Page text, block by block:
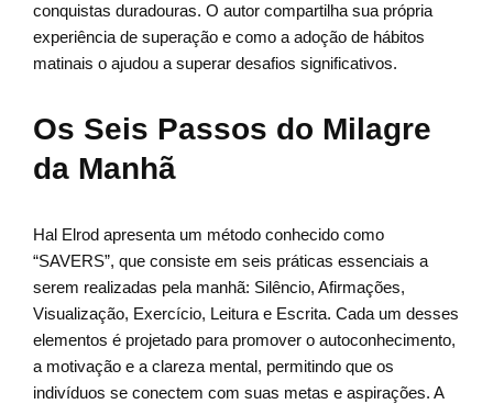
conquistas duradouras. O autor compartilha sua própria
experiência de superação e como a adoção de hábitos
matinais o ajudou a superar desafios significativos.
Os Seis Passos do Milagre
da Manhã
Hal Elrod apresenta um método conhecido como
“SAVERS”, que consiste em seis práticas essenciais a
serem realizadas pela manhã: Silêncio, Afirmações,
Visualização, Exercício, Leitura e Escrita. Cada um desses
elementos é projetado para promover o autoconhecimento,
a motivação e a clareza mental, permitindo que os
indivíduos se conectem com suas metas e aspirações. A